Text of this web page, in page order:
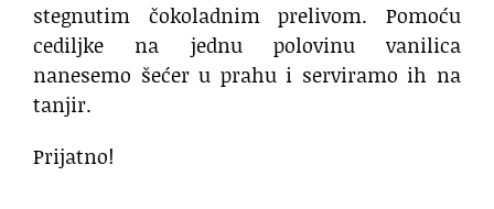
stegnutim čokoladnim prelivom. Pomoću
cediljke na jednu polovinu vanilica
nanesemo šećer u prahu i serviramo ih na
tanjir.
Prijatno!